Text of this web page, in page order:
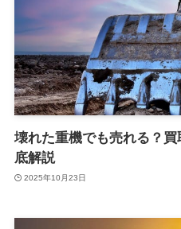
壊れた重機でも売れる？
底解説
2025年10月23日